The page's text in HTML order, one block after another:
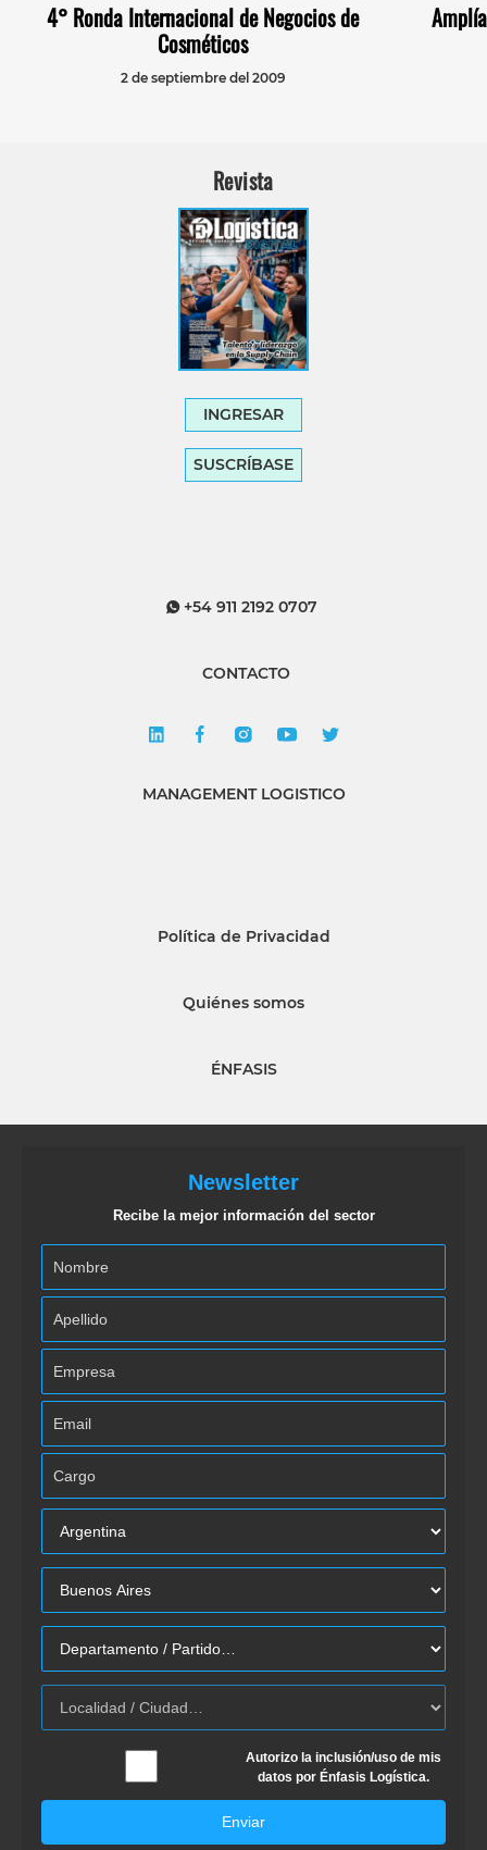
4° Ronda Internacional de Negocios de
Cosméticos
2 de septiembre del 2009
Revista
INGRESAR
SUSCRÍBASE
+54 911 2192 0707
CONTACTO
MANAGEMENT LOGISTICO
Política de Privacidad
Quiénes somos
ÉNFASIS
Newsletter
Recibe la mejor información del sector
Autorizo la inclusión/uso de mis
datos por Énfasis Logística.
Enviar